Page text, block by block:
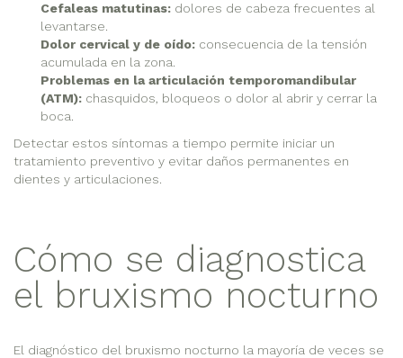
Cefaleas matutinas: dolores de cabeza frecuentes al
levantarse.
Dolor cervical y de oído: consecuencia de la tensión
acumulada en la zona.
Problemas en la articulación temporomandibular
(ATM): chasquidos, bloqueos o dolor al abrir y cerrar la
boca.
Detectar estos síntomas a tiempo permite iniciar un
tratamiento preventivo y evitar daños permanentes en
dientes y articulaciones.
Cómo se diagnostica
el bruxismo nocturno
El diagnóstico del bruxismo nocturno la mayoría de veces se